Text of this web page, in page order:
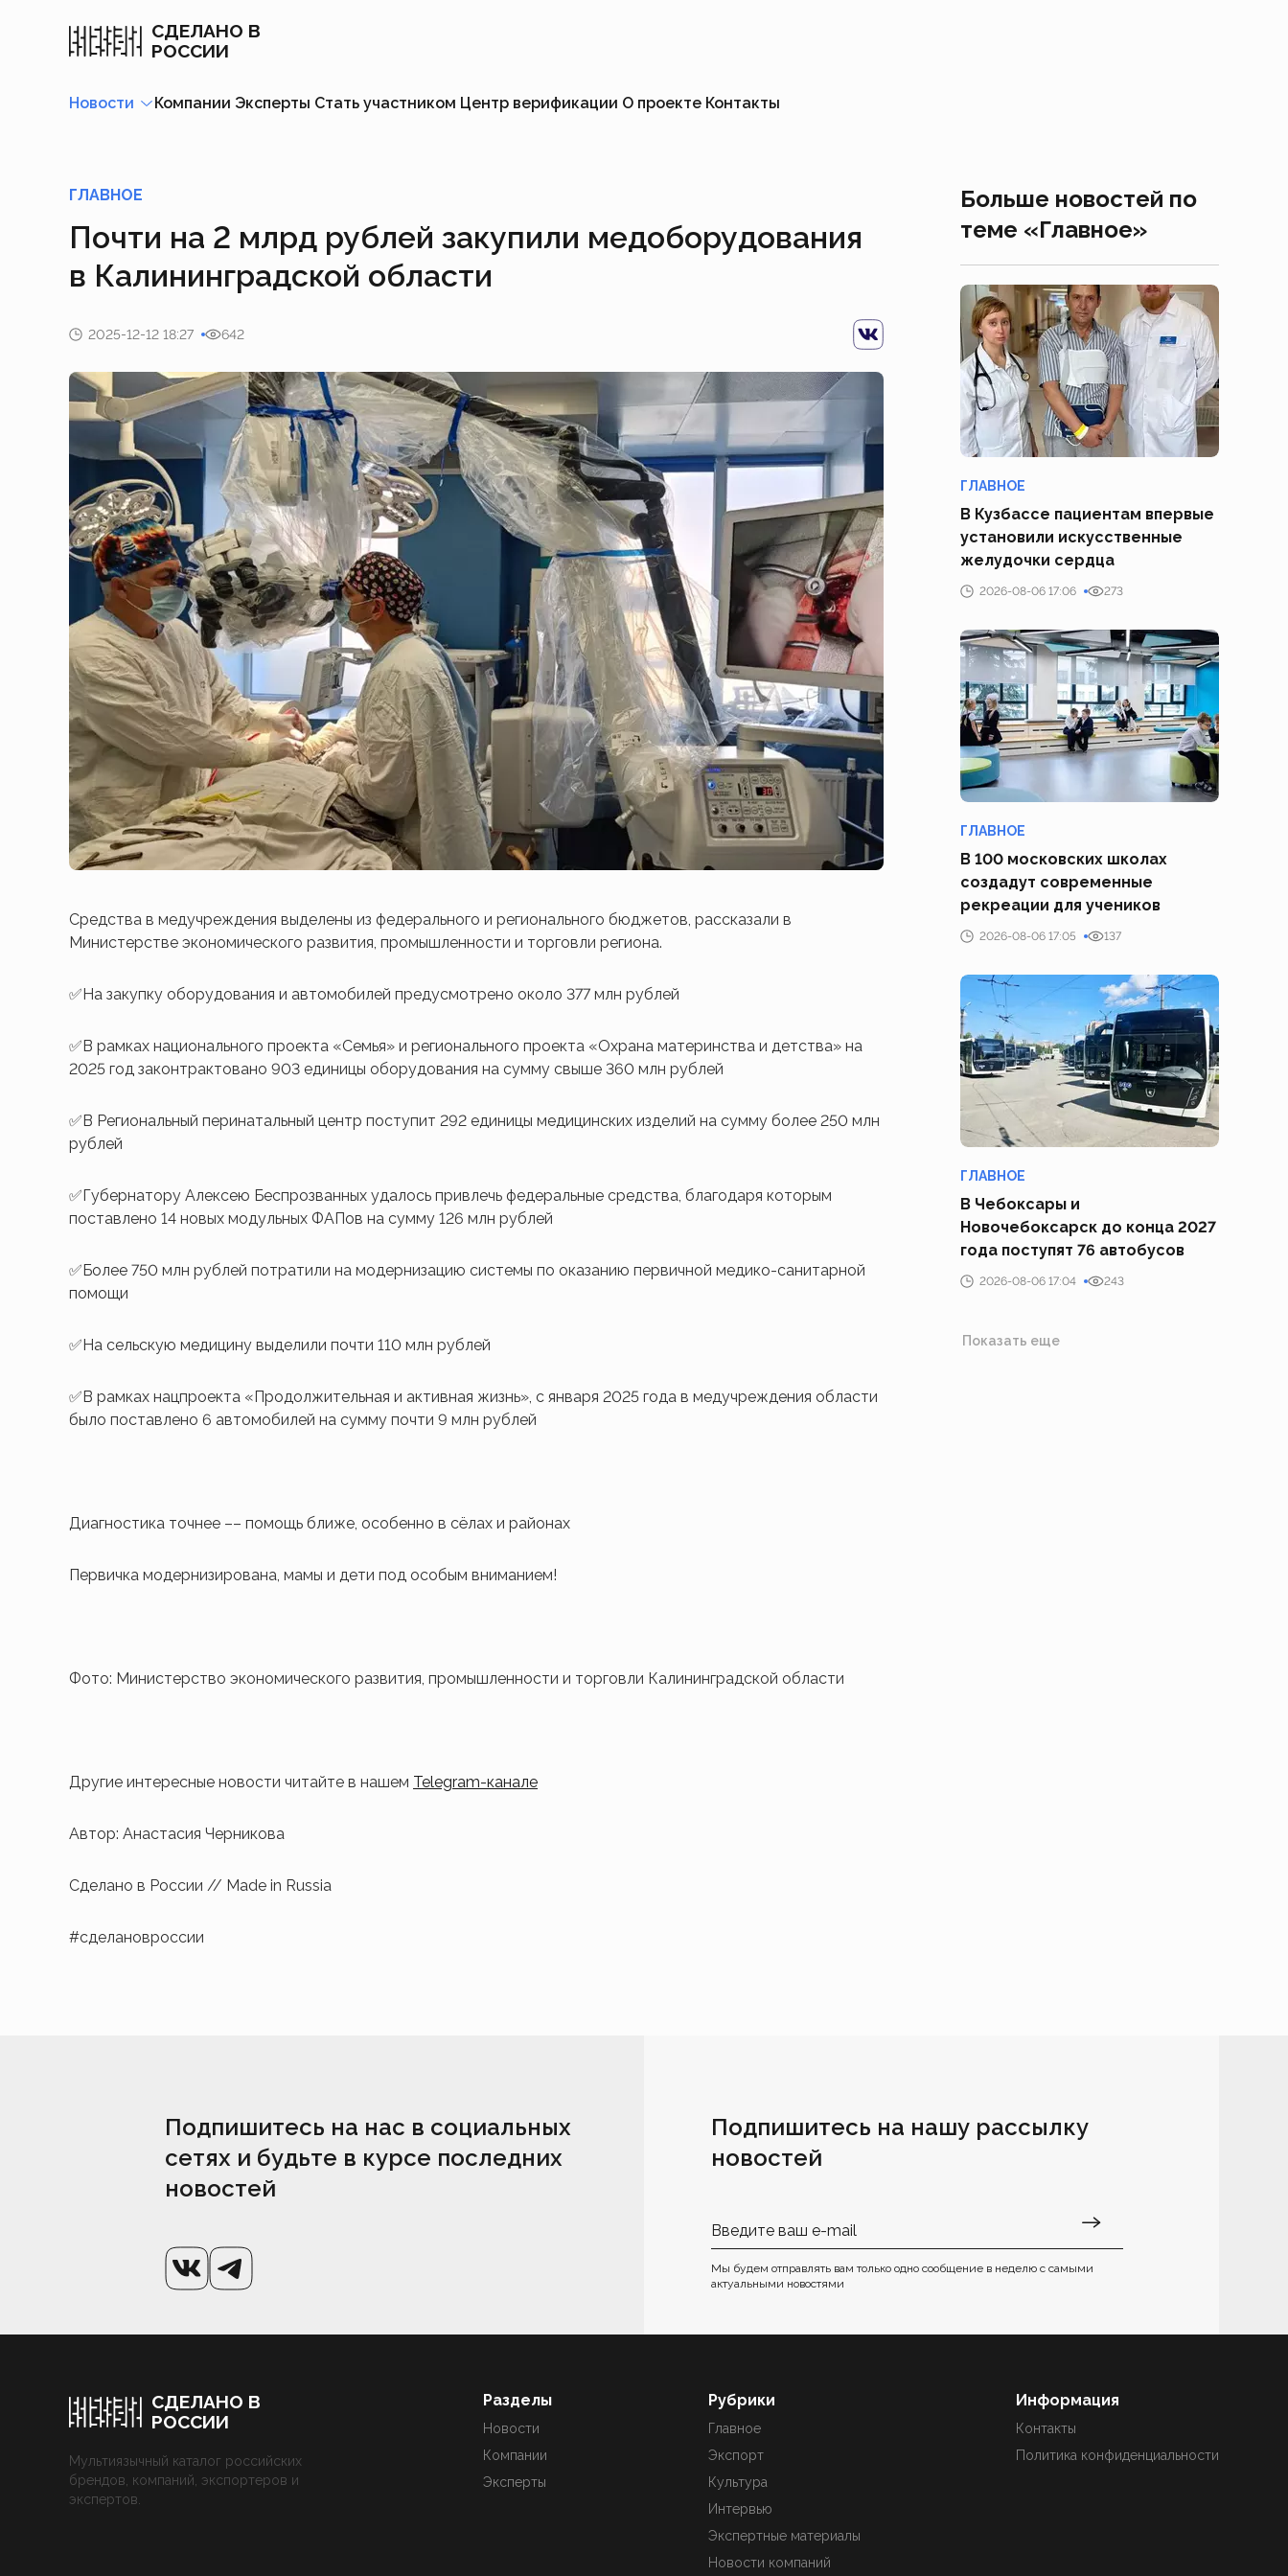
СДЕЛАНО В
РОССИИ
Новости Компании Эксперты Стать участником Центр верификации О проекте Контакты
ГЛАВНОЕ
Почти на 2 млрд рублей закупили медоборудования
в Калининградской области
2025-12-12 18:27 642
Средства в медучреждения выделены из федерального и регионального бюджетов, рассказали в
Министерстве экономического развития, промышленности и торговли региона.
✅На закупку оборудования и автомобилей предусмотрено около 377 млн рублей
✅В рамках национального проекта «Семья» и регионального проекта «Охрана материнства и детства» на
2025 год законтрактовано 903 единицы оборудования на сумму свыше 360 млн рублей
✅В Региональный перинатальный центр поступит 292 единицы медицинских изделий на сумму более 250 млн
рублей
✅Губернатору Алексею Беспрозванных удалось привлечь федеральные средства, благодаря которым
поставлено 14 новых модульных ФАПов на сумму 126 млн рублей
✅Более 750 млн рублей потратили на модернизацию системы по оказанию первичной медико-санитарной
помощи
✅На сельскую медицину выделили почти 110 млн рублей
✅В рамках нацпроекта «Продолжительная и активная жизнь», с января 2025 года в медучреждения области
было поставлено 6 автомобилей на сумму почти 9 млн рублей
Диагностика точнее –– помощь ближе, особенно в сёлах и районах
Первичка модернизирована, мамы и дети под особым вниманием!
Фото: Министерство экономического развития, промышленности и торговли Калининградской области
Другие интересные новости читайте в нашем Telegram-канале
Автор: Анастасия Черникова
Сделано в России // Made in Russia
#сделановроссии
Больше новостей по
теме «Главное»
ГЛАВНОЕ
В Кузбассе пациентам впервые
установили искусственные
желудочки сердца
2026-08-06 17:06 273
ГЛАВНОЕ
В 100 московских школах
создадут современные
рекреации для учеников
2026-08-06 17:05 137
ГЛАВНОЕ
В Чебоксары и
Новочебоксарск до конца 2027
года поступят 76 автобусов
2026-08-06 17:04 243
Показать еще
Подпишитесь на нас в социальных
сетях и будьте в курсе последних
новостей
Подпишитесь на нашу рассылку
новостей
Мы будем отправлять вам только одно сообщение в неделю с самыми
актуальными новостями
СДЕЛАНО В
РОССИИ
Мультиязычный каталог российских
брендов, компаний, экспортеров и
экспертов.
Разделы
Новости
Компании
Эксперты
Рубрики
Главное
Экспорт
Культура
Интервью
Экспертные материалы
Новости компаний
Информация
Контакты
Политика конфиденциальности